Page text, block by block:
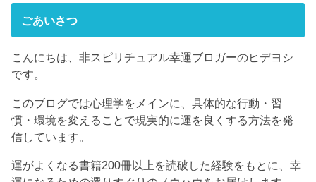
ごあいさつ
こんにちは、非スピリチュアル幸運ブロガーのヒデヨシ
です。
このブログでは心理学をメインに、具体的な行動・習
慣・環境を変えることで現実的に運を良くする方法を発
信しています。
運がよくなる書籍200冊以上を読破した経験をもとに、幸